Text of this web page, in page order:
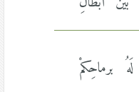
برماحِكمْ